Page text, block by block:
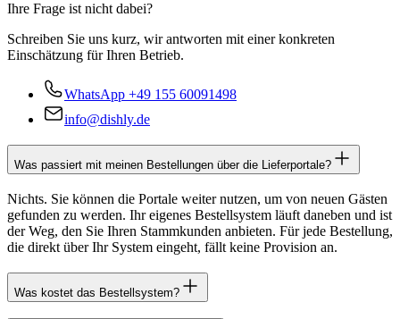
Ihre Frage ist nicht dabei?
Schreiben Sie uns kurz, wir antworten mit einer konkreten
Einschätzung für Ihren Betrieb.
WhatsApp +49 155 60091498
info@dishly.de
Was passiert mit meinen Bestellungen über die Lieferportale?
Nichts. Sie können die Portale weiter nutzen, um von neuen Gästen
gefunden zu werden. Ihr eigenes Bestellsystem läuft daneben und ist
der Weg, den Sie Ihren Stammkunden anbieten. Für jede Bestellung,
die direkt über Ihr System eingeht, fällt keine Provision an.
Was kostet das Bestellsystem?